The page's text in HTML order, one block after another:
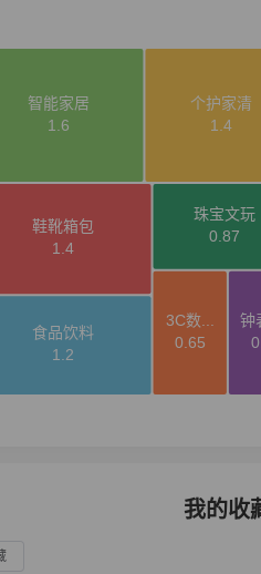
我的收